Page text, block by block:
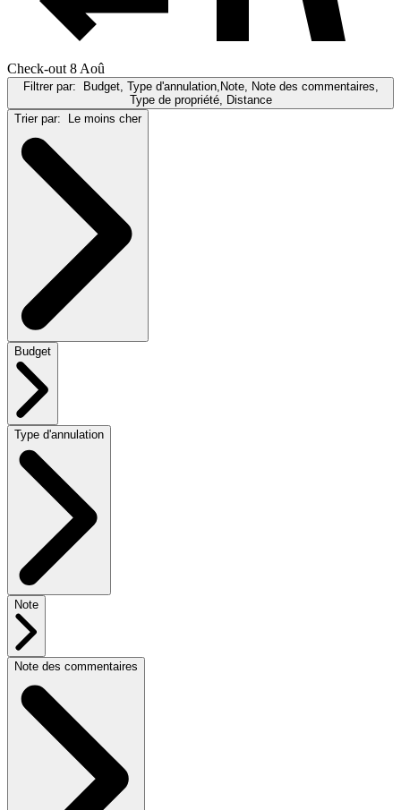
Check-out 8 Aoû
Filtrer par: Budget, Type d'annulation,Note, Note des commentaires,
Type de propriété, Distance
Trier par: Le moins cher
Budget
Type d'annulation
Note
Note des commentaires